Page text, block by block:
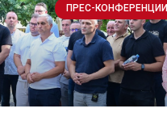
ПРЕС-КОНФЕРЕНЦИИ